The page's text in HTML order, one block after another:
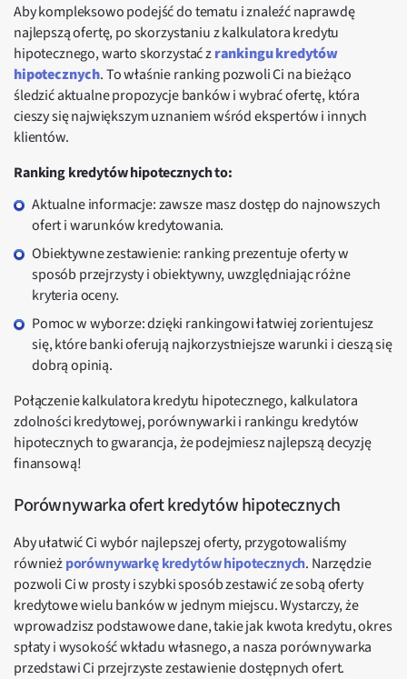
Aby kompleksowo podejść do tematu i znaleźć naprawdę
najlepszą ofertę, po skorzystaniu z kalkulatora kredytu
hipotecznego, warto skorzystać zrankingu kredytów
hipotecznych. To właśnie ranking pozwoli Ci na bieżąco
śledzić aktualne propozycje banków i wybrać ofertę, która
cieszy się największym uznaniem wśród ekspertów i innych
klientów.
Ranking kredytów hipotecznych to:
Aktualne informacje: zawsze masz dostęp do najnowszych
ofert i warunków kredytowania.
Obiektywne zestawienie: ranking prezentuje oferty w
sposób przejrzysty i obiektywny, uwzględniając różne
kryteria oceny.
Pomoc w wyborze: dzięki rankingowi łatwiej zorientujesz
się, które banki oferują najkorzystniejsze warunki i cieszą się
dobrą opinią.
Połączenie kalkulatora kredytu hipotecznego, kalkulatora
zdolności kredytowej, porównywarki i rankingu kredytów
hipotecznych to gwarancja, że podejmiesz najlepszą decyzję
finansową!
Porównywarka ofert kredytów hipotecznych
Aby ułatwić Ci wybór najlepszej oferty, przygotowaliśmy
równieżporównywarkę kredytów hipotecznych. Narzędzie
pozwoli Ci w prosty i szybki sposób zestawić ze sobą oferty
kredytowe wielu banków w jednym miejscu. Wystarczy, że
wprowadzisz podstawowe dane, takie jak kwota kredytu, okres
spłaty i wysokość wkładu własnego, a nasza porównywarka
przedstawi Ci przejrzyste zestawienie dostępnych ofert.